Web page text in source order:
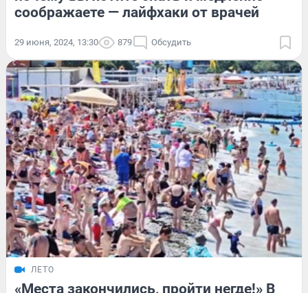
соображаете — лайфхаки от врачей
29 июня, 2024, 13:30 879 Обсудить
ЛЕТО
«Места закончились, пройти негде!» В